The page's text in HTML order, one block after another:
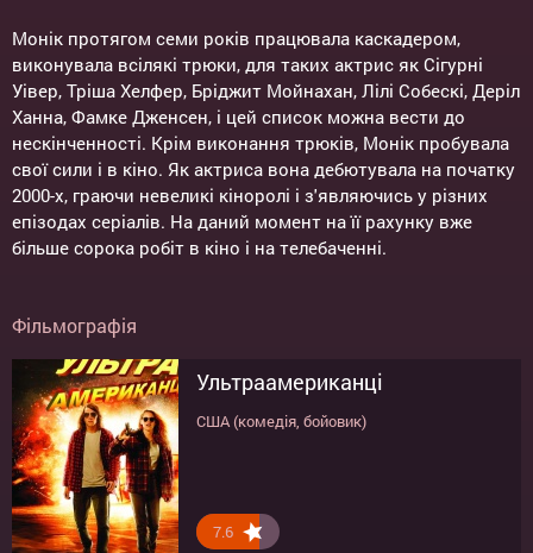
Монік протягом семи років працювала каскадером,
виконувала всілякі трюки, для таких актрис як Сігурні
Уівер, Тріша Хелфер, Бріджит Мойнахан, Лілі Собескі, Деріл
Ханна, Фамке Дженсен, і цей список можна вести до
нескінченності. Крім виконання трюків, Монік пробувала
свої сили і в кіно. Як актриса вона дебютувала на початку
2000-х, граючи невеликі кіноролі і з'являючись у різних
епізодах серіалів. На даний момент на її рахунку вже
більше сорока робіт в кіно і на телебаченні.
Фільмографія
Ультраамериканці
США (комедія, бойовик)
7.6